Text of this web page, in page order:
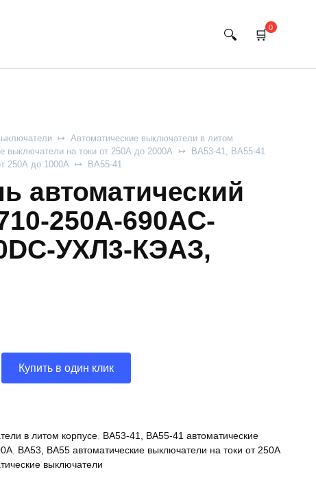
0
Автоматические выключатели в литом
выключатели на токи от 250А до 2000А
ВА53-41, ВА55-41
250А до 1000А
ВА55-41
автоматический
250А-690AC-
УХЛ3-КЭАЗ,
Купить в один клик
в литом корпусе, ВА53-41, ВА55-41 автоматические
, ВА53, ВА55 автоматические выключатели на токи от 250А
выключатели